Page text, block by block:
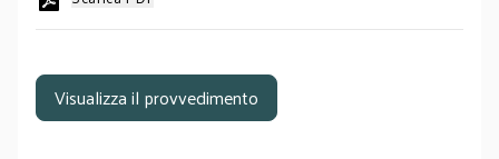
Visualizza il provvedimento